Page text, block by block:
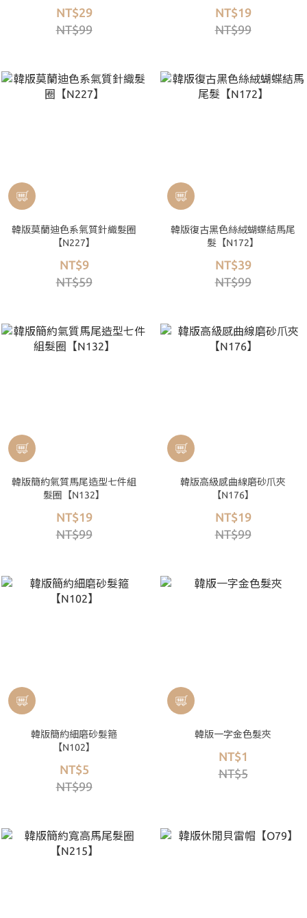
NT$29
NT$99
NT$19
NT$99
韓版莫蘭迪色系氣質針織髮圈
【N227】
NT$9
NT$59
韓版復古黑色絲絨蝴蝶結馬尾
髮【N172】
NT$39
NT$99
韓版簡約氣質馬尾造型七件組
髮圈【N132】
NT$19
NT$99
韓版高級感曲線磨砂爪夾
【N176】
NT$19
NT$99
韓版簡約細磨砂髮箍
【N102】
NT$5
NT$99
韓版一字金色髮夾
NT$1
NT$5